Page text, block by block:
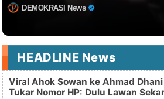
DEMOKRASI News
HEADLINE News
Viral Ahok Sowan ke Ahmad
Tukar Nomor HP: Dulu Lawan